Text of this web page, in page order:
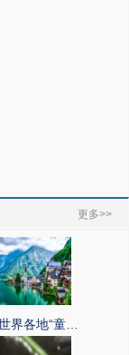
更多>>
界各地“童…